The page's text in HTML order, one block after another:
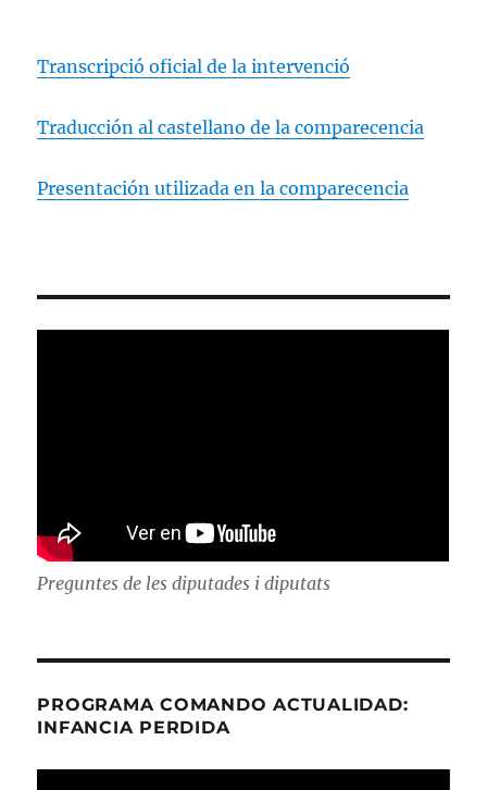
Transcripció oficial de la intervenció
Traducción al castellano de la comparecencia
Presentación utilizada en la comparecencia
Preguntes de les diputades i diputats
PROGRAMA COMANDO ACTUALIDAD:
INFANCIA PERDIDA